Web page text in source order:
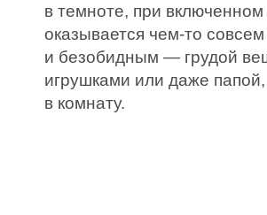
в темноте, при включенном
оказывается чем-то
и безобидным — грудой
игрушками или даже
в комнату.